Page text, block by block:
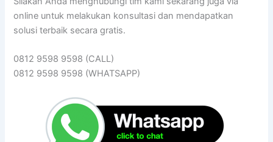
online untuk melakukan konsultasi dan mendapatkan
solusi terbaik secara gratis.
0812 9598 9598 (CALL)
0812 9598 9598 (WHATSAPP)